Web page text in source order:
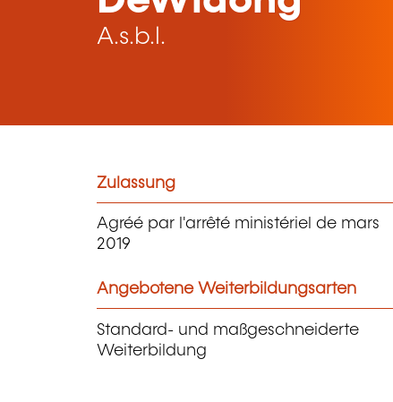
A.s.b.l.
Zulassung
Agréé par l'arrêté ministériel de mars
2019
Angebotene Weiterbildungsarten
Standard- und maßgeschneiderte
Weiterbildung